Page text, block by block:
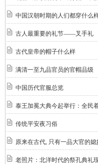
中国汉朝时期的人们都穿什么
古人最重要的礼节——叉手礼
古代皇帝的帽子什么样
满清一至九品官员的官帽品级
中国历代官服总览
泰王加冕大典今起举行：全民
传统平安夜习俗
原来在古代, 只有一品大官的媳
老照片：北洋时代的祭孔典礼